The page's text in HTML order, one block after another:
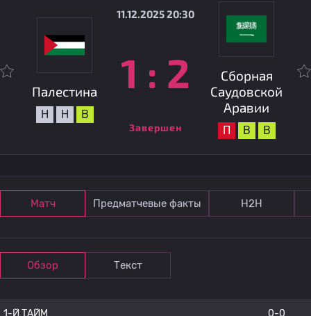
Палестина
Н Н В
11.12.2025 20:30
1 : 2
Завершен
Сборная
Саудовской
Аравии
П В В
Матч Предматчевые факты Н2Н
Обзор Текст
1-Й ТАЙМ 0-0